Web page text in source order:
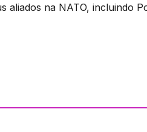
aliados na NATO, incluindo